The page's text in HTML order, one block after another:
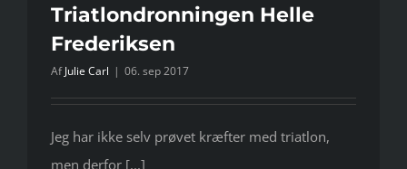
Triatlondronningen Helle
Frederiksen
AfJulie Carl | 06. sep 2017
Jeg har ikke selv prøvet kræfter med triatlon,
men derfor [...]